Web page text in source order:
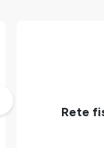
Rete